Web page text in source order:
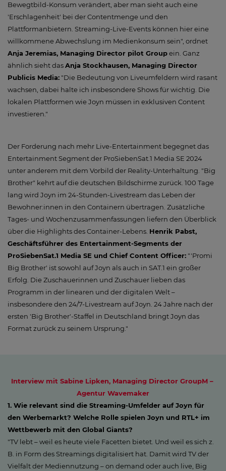
Bewegtbild-Konsum verändert, aber man sieht auch eine
'Erschlagenheit' bei der Contentmenge und den
Plattformanbietern. Streaming-Live-Events können hier eine
willkommene Abwechslung im Medienkonsum sein", ordnet
Anja Jeremias, Managing Director pilot Groupein. Ganz
ähnlich sieht dasAnja Stockhausen, Managing Director
Publicis Media: "Die Bedeutung von Liveumfeldern wird rasant
wachsen, dabei halte ich insbesondere Shows für wichtig. Die
lokalen Plattformen wie Joyn müssen in exklusiven Content
investieren."
Der Forderung nach mehr Live-Entertainment begegnet das
Entertainment Segment der ProSiebenSat.1 Media SE 2024
unter anderem mit dem Vorbild der Reality-Unterhaltung. "Big
Brother" kehrt auf die deutschen Bildschirme zurück. 100 Tage
lang wird Joyn im 24-Stunden-Livestream das Leben der
Bewohner:innen in den Containern übertragen. Zusätzliche
Tages- und Wochenzusammenfassungen liefern den Überblick
über die Highlights des Container-Lebens. Henrik Pabst,
Geschäftsführer des Entertainment-Segments der
ProSiebenSat.1 Media SE und Chief Content Officer: "'Promi
Big Brother' ist sowohl auf Joyn als auch in SAT.1 ein großer
Erfolg. Die Zuschauerinnen und Zuschauer lieben das
Programm in der linearen und der digitalen Welt –
insbesondere den 24/7-Livestream auf Joyn. 24 Jahre nach der
ersten 'Big Brother'-Staffel in Deutschland bringt Joyn das
Format zurück zu seinem Ursprung."
Interview mit Sabine Lipken, Managing Director GroupM –
Agentur Wavemaker
1. Wie relevant sind die Streaming-Umfelder auf Joyn für
den Werbemarkt? Welche Rolle spielen Joyn und RTL+ im
Wettbewerb mit den Global Giants?
"TV lebt – weil es heute viele Facetten bietet. Und weil es sich z.
B. in Form des Streamings digitalisiert hat. Damit wird TV der
Vielfalt der Mediennutzung – on demand oder auch live, Big